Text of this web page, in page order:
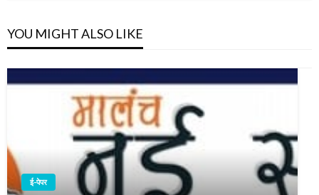
YOU MIGHT ALSO LIKE
ई-पेपर